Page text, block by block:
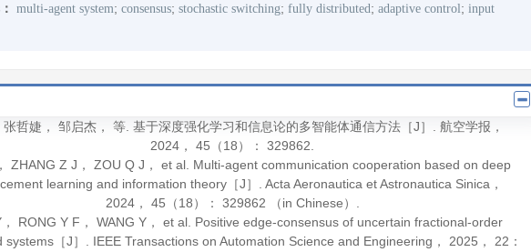
multi-agent system; consensus; stochastic switching; fully distributed; adaptive control; input
张哲婕， 邹启杰， 等. 基于深度强化学习和信息论的多智能体通信方法［J］. 航空学报 ，
2024 ， 45 （18）： 329862.
ZHANG Z J， ZOU Q J， et al. Multi-agent communication cooperation based on deep
learning and information theory［J］. Acta Aeronautica et Astronautica Sinica ，
2024， 45 （18）： 329862 （in Chinese）.
， RONG Y F， WANG Y， et al. Positive edge-consensus of uncertain fractional-order
systems［J］. IEEE Transactions on Automation Science and Engineering ， 2025 ， 22 ：